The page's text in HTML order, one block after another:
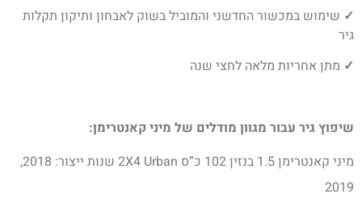
✓ שימוש במכשור החדשני והמוביל בשוק לאבחון ותיקון תקלות
גיר
✓ מתן אחריות מלאה לחצי שנה
שיפוץ גיר עבור מגוון מודלים של מיני קאנטרימן:
מיני קאנטרימן 1.5 בנזין 102 כ”ס 2X4 Urban שנות ייצור: 2018,
2019